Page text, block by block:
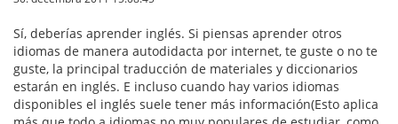
Sí, deberías aprender inglés. Si piensas aprender otros
idiomas de manera autodidacta por internet, te guste o no te
guste, la principal traducción de materiales y diccionarios
estarán en inglés. E incluso cuando hay varios idiomas
disponibles el inglés suele tener más información(Esto aplica